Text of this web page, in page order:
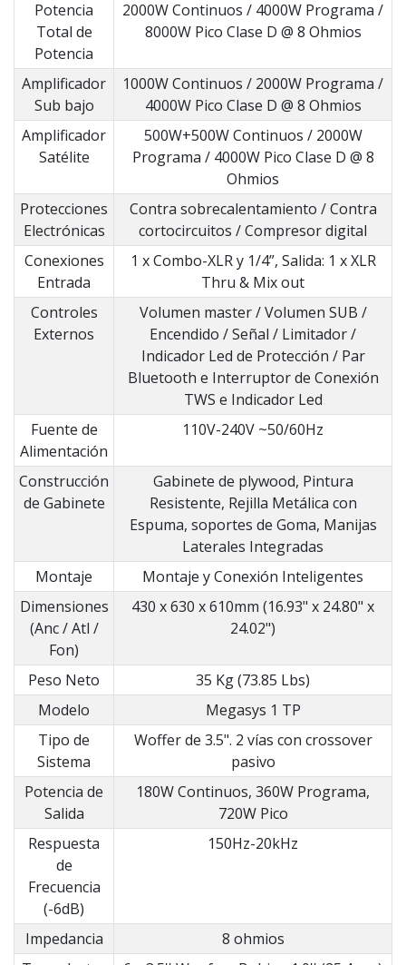
Potencia
Total de
Potencia
2000W Continuos / 4000W Programa /
8000W Pico Clase D @ 8 Ohmios
Amplificador
Sub bajo
1000W Continuos / 2000W Programa /
4000W Pico Clase D @ 8 Ohmios
Amplificador
Satélite
500W+500W Continuos / 2000W
Programa / 4000W Pico Clase D @ 8
Ohmios
Protecciones
Electrónicas
Contra sobrecalentamiento / Contra
cortocircuitos / Compresor digital
Conexiones
Entrada
1 x Combo-XLR y 1/4”, Salida: 1 x XLR
Thru & Mix out
Controles
Externos
Volumen master / Volumen SUB /
Encendido / Señal / Limitador /
Indicador Led de Protección / Par
Bluetooth e Interruptor de Conexión
TWS e Indicador Led
Fuente de
Alimentación
110V-240V ~50/60Hz
Construcción
de Gabinete
Gabinete de plywood, Pintura
Resistente, Rejilla Metálica con
Espuma, soportes de Goma, Manijas
Laterales Integradas
Montaje
Montaje y Conexión Inteligentes
Dimensiones
(Anc / Atl /
Fon)
430 x 630 x 610mm (16.93" x 24.80" x
24.02")
Peso Neto
35 Kg (73.85 Lbs)
Modelo
Megasys 1 TP
Tipo de
Sistema
Woffer de 3.5". 2 vías con crossover
pasivo
Potencia de
Salida
180W Continuos, 360W Programa,
720W Pico
Respuesta
de
Frecuencia
(-6dB)
150Hz-20kHz
Impedancia
8 ohmios